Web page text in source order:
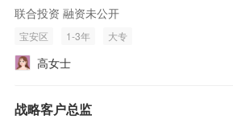
联合投资 融资未公开
宝安区 1-3年 大专
高女士
战略客户总监